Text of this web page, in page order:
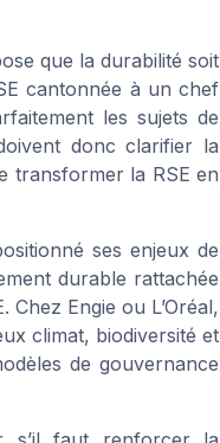
que la durabilité soit
cantonnée à un chef
les sujets de
donc clarifier la
transformer la RSE en
ses enjeux de
durable rattachée
Engie ou L’Oréal,
climat, biodiversité et
de gouvernance